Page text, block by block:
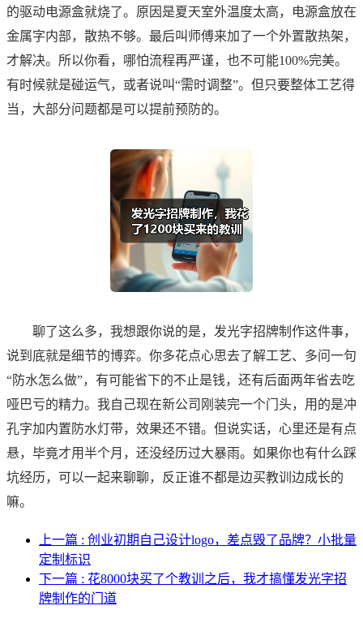
的驱动电源盒就烧了。原因是夏天室外温度太高，电源盒放在
金属字内部，散热不够。最后叫师傅来加了一个外置散热架，
才解决。所以你看，哪怕流程再严谨，也不可能100%完美。
有时候就是碰运气，或者说叫“需时调整”。但只要整体工艺得
当，大部分问题都是可以提前预防的。
聊了这么多，我想跟你说的是，发光字招牌制作这件事，
说到底就是细节的博弈。你多花点心思去了解工艺、多问一句
“防水怎么做”，有可能省下的不止是钱，还有后面两年省去吃
哑巴亏的精力。我自己现在新公司刚装完一个门头，用的是冲
孔字加内置防水灯带，效果还不错。但说实话，心里还是有点
悬，毕竟才用半个月，还没经历过大暴雨。如果你也有什么踩
坑经历，可以一起来聊聊，反正谁不都是边买教训边成长的
嘛。
上一篇 : 创业初期自己设计logo，差点毁了品牌？小批量
定制标识
下一篇 : 花8000块买了个教训之后，我才搞懂发光字招
牌制作的门道